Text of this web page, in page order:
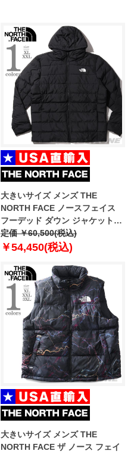
大きいサイズ メンズ THE
NORTH FACE ノースフェイス
フーデッド ダウン ジャケット
USA直輸入 nf0a84i1-jk3
定価 ￥60,500(税込)
￥54,450(税込)
大きいサイズ メンズ THE
NORTH FACE ザ ノース フェイ